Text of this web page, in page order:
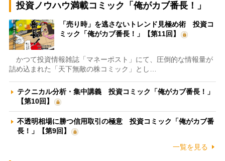
投資ノウハウ満載コミック「俺がカブ番長！」
「売り時」を逃さないトレンド見極め術 投資コ
ミック「俺がカブ番長！」【第11回】
かつて投資情報雑誌「マネーポスト」にて、圧倒的な情報量が
詰め込まれた「天下無敵の株コミック」とし…
テクニカル分析・集中講義 投資コミック「俺がカブ番長！」
【第10回】
不透明相場に勝つ信用取引の極意 投資コミック「俺がカブ番
長！」【第9回】
一覧を見る